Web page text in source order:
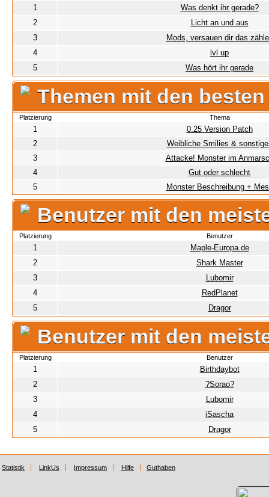
1
Was denkt ihr gerade?
2
Licht an und aus
3
Mods, versauen dir das
4
lvl up
5
Was hört ihr gerade
Themen mit den
Platzierung Thema
1
0.25 Version Patch
2
Weibliche Smilies &
3
Attacke! Monster im
4
Gut oder schlecht
5
Monster Beschreibung +
Benutzer mit den
Platzierung Benutzer
1
Maple-Europa.de
2
Shark Master
3
Lubomir
4
RedPlanet
5
Dragor
Benutzer mit den
Platzierung Benutzer
1
Birthdaybot
2
?Sorao?
3
Lubomir
4
iSascha
5
Dragor
Statistik LinkUs Impressum Hilfe Guthaben